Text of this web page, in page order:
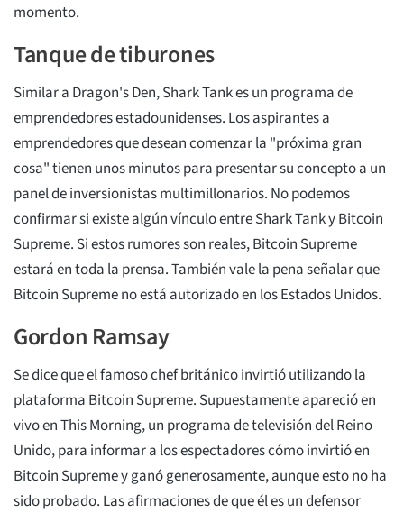
momento.
Tanque de tiburones
Similar a Dragon's Den, Shark Tank es un programa de
emprendedores estadounidenses. Los aspirantes a
emprendedores que desean comenzar la "próxima gran
cosa" tienen unos minutos para presentar su concepto a un
panel de inversionistas multimillonarios. No podemos
confirmar si existe algún vínculo entre Shark Tank y Bitcoin
Supreme. Si estos rumores son reales, Bitcoin Supreme
estará en toda la prensa. También vale la pena señalar que
Bitcoin Supreme no está autorizado en los Estados Unidos.
Gordon Ramsay
Se dice que el famoso chef británico invirtió utilizando la
plataforma Bitcoin Supreme. Supuestamente apareció en
vivo en This Morning, un programa de televisión del Reino
Unido, para informar a los espectadores cómo invirtió en
Bitcoin Supreme y ganó generosamente, aunque esto no ha
sido probado. Las afirmaciones de que él es un defensor